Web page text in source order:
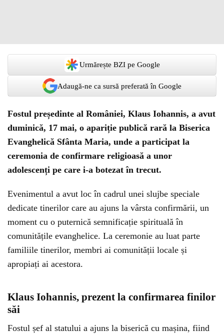
Urmărește BZI pe Google
Adaugă-ne ca sursă preferată în Google
Fostul președinte al României, Klaus Iohannis, a avut
duminică, 17 mai, o apariție publică rară la Biserica
Evanghelică Sfânta Maria, unde a participat la
ceremonia de confirmare religioasă a unor
adolescenți pe care i-a botezat în trecut.
Evenimentul a avut loc în cadrul unei slujbe speciale
dedicate tinerilor care au ajuns la vârsta confirmării, un
moment cu o puternică semnificație spirituală în
comunitățile evanghelice. La ceremonie au luat parte
familiile tinerilor, membri ai comunității locale și
apropiați ai acestora.
Klaus Iohannis, prezent la confirmarea finilor
săi
Fostul șef al statului a ajuns la biserică cu mașina, fiind